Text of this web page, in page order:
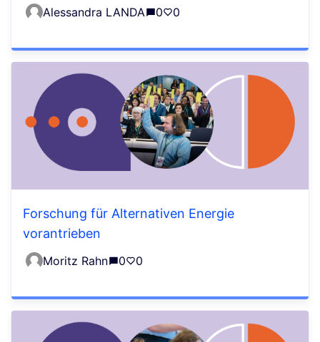
Alessandra LANDA 0 0
Forschung für Alternativen Energie
vorantrieben
Moritz Rahn 0 0